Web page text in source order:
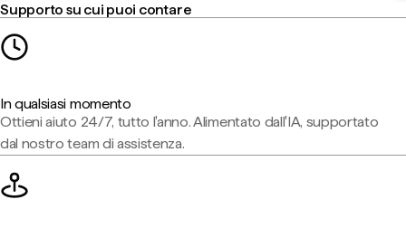
Supporto su cui puoi contare
In qualsiasi momento
Ottieni aiuto 24/7, tutto l'anno. Alimentato dall'IA, supportato
dal nostro team di assistenza.